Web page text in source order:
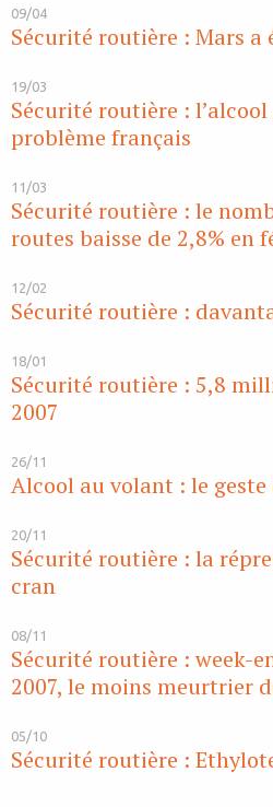
09/04
Sécurité routière : Mars
19/03
Sécurité routière :
problème français
11/03
Sécurité routière : le
routes baisse de 2,8% en
12/02
Sécurité routière :
18/01
Sécurité routière : 5,8
2007
26/11
Alcool au volant : le geste
20/11
Sécurité routière : la
cran
08/11
Sécurité routière : week-
2007, le moins meurtrier
05/10
Sécurité routière :